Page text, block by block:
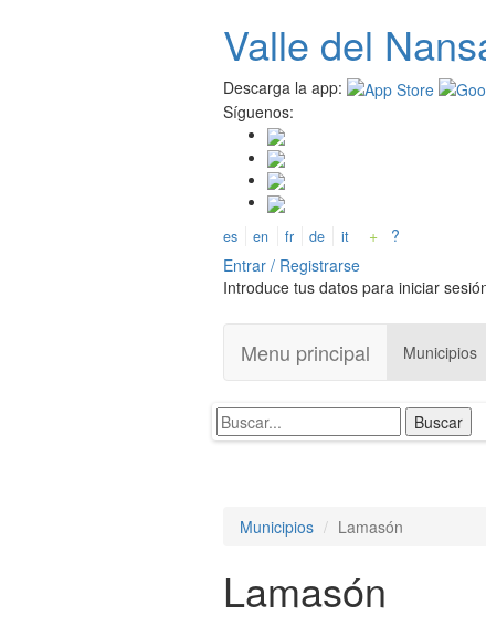
Valle del N
Descarga la app:
Síguenos:
es en fr de it +
?
Entrar / Registrarse
Introduce tus datos para iniciar
Menu principal Municipios
Municipios Lamasón
Lamasón